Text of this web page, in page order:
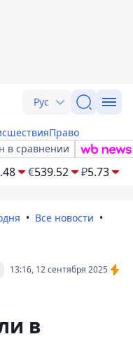
Рус
Право
в сравнении
€539.52 ₽5.73
Все новости
13:16, 12 сентября 2025
в